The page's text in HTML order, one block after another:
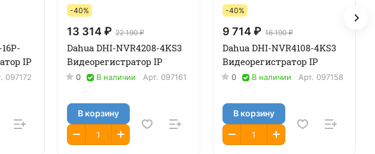
IP
097172
-40%
13 314 ₽ 22 190 ₽
Dahua DHI-NVR4208-4KS3
Видеорегистратор IP
0 В наличии Арт. 097161
В корзину
-40%
9 714 ₽ 16 190 ₽
Dahua DHI-NVR4108-4KS3
Видеорегистратор IP
0 В наличии Арт. 097158
В корзину